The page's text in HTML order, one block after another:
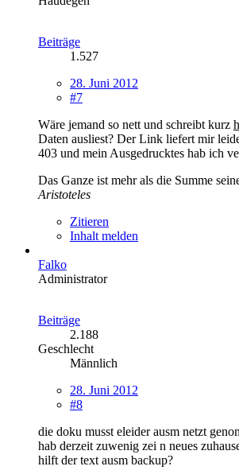
Beiträge
1.527
28. Juni 2012
#7
Wäre jemand so nett und schreibt kurz
Daten ausliest? Der Link liefert mir
403 und mein Ausgedrucktes hab ich
Das Ganze ist mehr als die Summe
Aristoteles
Zitieren
Inhalt melden
Falko
Administrator
Beiträge
2.188
Geschlecht
Männlich
28. Juni 2012
#8
die doku musst eleider ausm netzt
hab derzeit zuwenig zei n neues
hilft der text ausm backup?